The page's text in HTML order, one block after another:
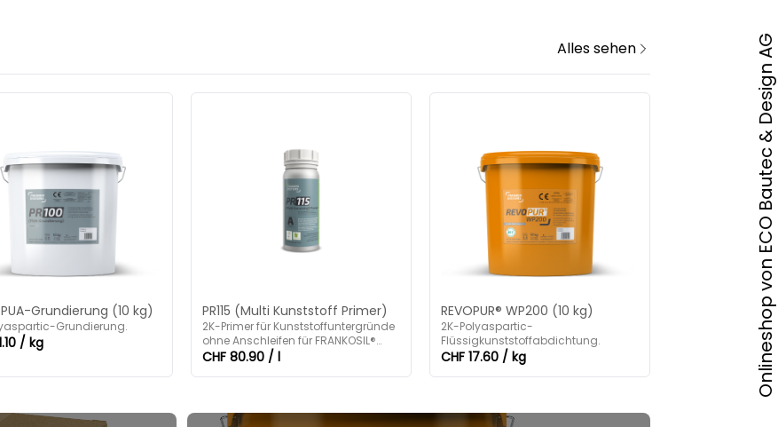
Alles sehen
PUA-Grundierung (10 kg)
Grundierung.
/ kg
PR115 (Multi Kunststoff Primer)
2K-Primer für Kunststoffuntergründe
ohne Anschleifen für FRANKOSIL®
und REVOPUR® Systeme.
CHF 80.90 / l
REVOPUR® WP200 (10 kg)
2K-Polyaspartic-
Flüssigkunststoffabdichtung.
CHF 17.60 / kg
Onlineshop von ECO Bautec & Design AG